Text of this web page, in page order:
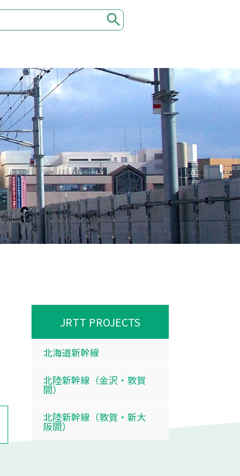
JRTT PROJECTS
北海道新幹線
北陸新幹線（金沢・敦賀
間）
北陸新幹線（敦賀・新大
阪間）